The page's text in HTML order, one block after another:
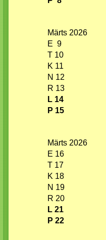
Märts 2026
E 9
T 10
K 11
N 12
R 13
L 14
P 15
Märts 2026
E 16
T 17
K 18
N 19
R 20
L 21
P 22